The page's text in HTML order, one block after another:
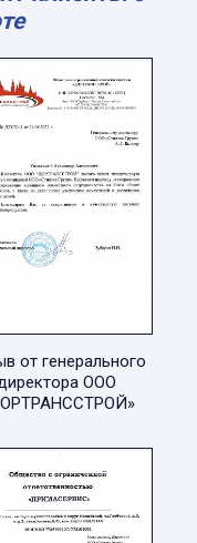
от генерального
ООО